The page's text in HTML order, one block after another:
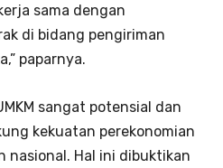
sama dengan
di bidang pengiriman
paparnya.
sangat potensial dan
kekuatan perekonomian
nasional. Hal ini dibuktikan